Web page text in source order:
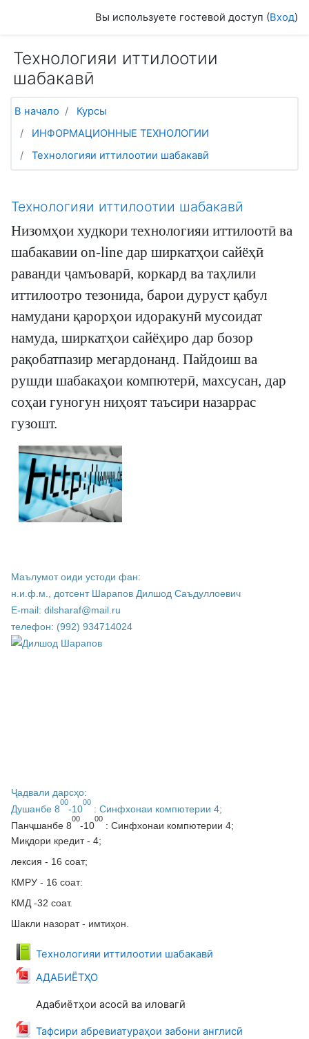
Вы используете гостевой доступ (Вход)
Технологияи иттилоотии
шабакавӣ
В начало
Курсы
ИНФОРМАЦИОННЫЕ ТЕХНОЛОГИИ
Технологияи иттилоотии шабакавӣ
Тематический план
Технологияи иттилоотии шабакавӣ
Низомҳои худкори технологияи иттилоотӣ ва
шабакавии on-line дар ширкатҳои сайёҳӣ
раванди ҷамъоварӣ, коркард ва таҳлили
иттилоотро тезонида, барои дуруст қабул
намудани қарорҳои идоракунӣ мусоидат
намуда, ширкатҳои сайёҳиро дар бозор
рақобатпазир мегардонанд. Пайдоиш ва
рушди шабакаҳои компютерӣ, махсусан, дар
соҳаи гуногун ниҳоят таъсири назаррас
гузошт.
Маълумот оиди устоди фан:
н.и.ф.м., дотсент Шарапов Дилшод Саъдуллоевич
E-mail: dilsharaf@mail.ru
телефон: (992) 934714024
Ҷадвали дарсҳо:
Душанбе 8
00
-10
00
: Синфхонаи компютерии 4;
Панҷшанбе 8
00
-10
00
: Синфхонаи компютерии 4;
Миқдори кредит - 4;
лексия - 16 соат;
КМРУ - 16 соат:
КМД -32 соат.
Шакли назорат - имтиҳон.
Технологияи иттилоотии шабакавӣ
Книга
АДАБИЁТҲО
Файл
Адабиётҳои асосӣ ва иловагӣ
Тафсири абревиатураҳои забони англисӣ
Файл